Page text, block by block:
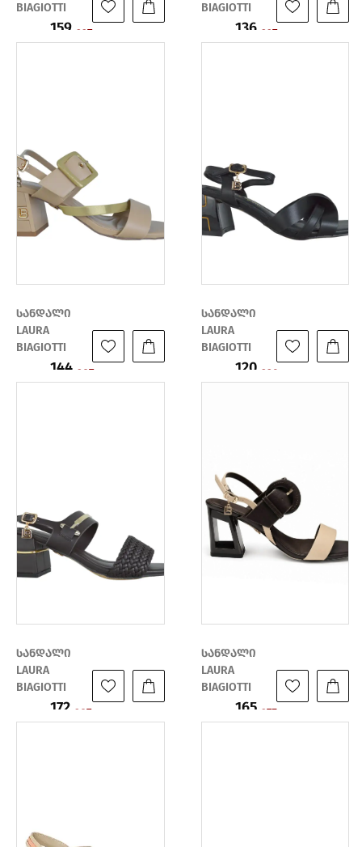
BIAGIOTTI
159
₾
227
BIAGIOTTI
136
₾
227
სანდალი
LAURA
BIAGIOTTI
144
₾
287
სანდალი
LAURA
BIAGIOTTI
120
₾
239
სანდალი
LAURA
BIAGIOTTI
172
₾
287
სანდალი
LAURA
BIAGIOTTI
165
₾
275